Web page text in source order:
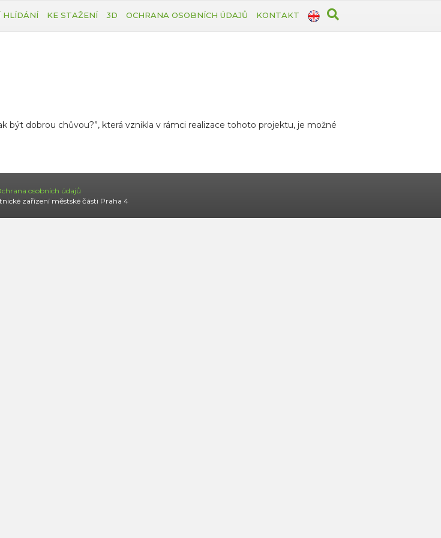
HLÍDÁNÍ KE STAŽENÍ 3D OCHRANA OSOBNÍCH ÚDAJŮ KONTAKT
být dobrou chůvou?”, která vznikla v rámci realizace tohoto projektu, je možné
osobních údajů
zařízení městské části Praha 4